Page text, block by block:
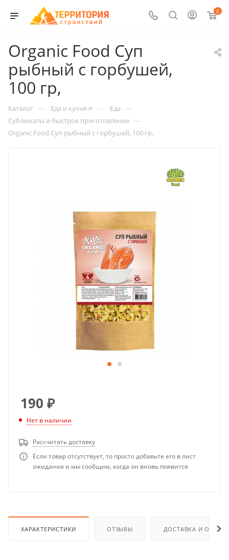
0
Organic Food Суп
рыбный с горбушей,
100 гр,
Каталог — Еда и кухня ≡ — Еда —
Сублиматы и быстрое приготовление —
Organic Food Суп рыбный с горбушей, 100 гр,
190 ₽
Нет в наличии
Рассчитать доставку
Если товар отсутствует, то просто добавьте его в лист
ожидания и мы сообщим, когда он вновь появится
ХАРАКТЕРИСТИКИ ОТЗЫВЫ ДОСТАВКА И